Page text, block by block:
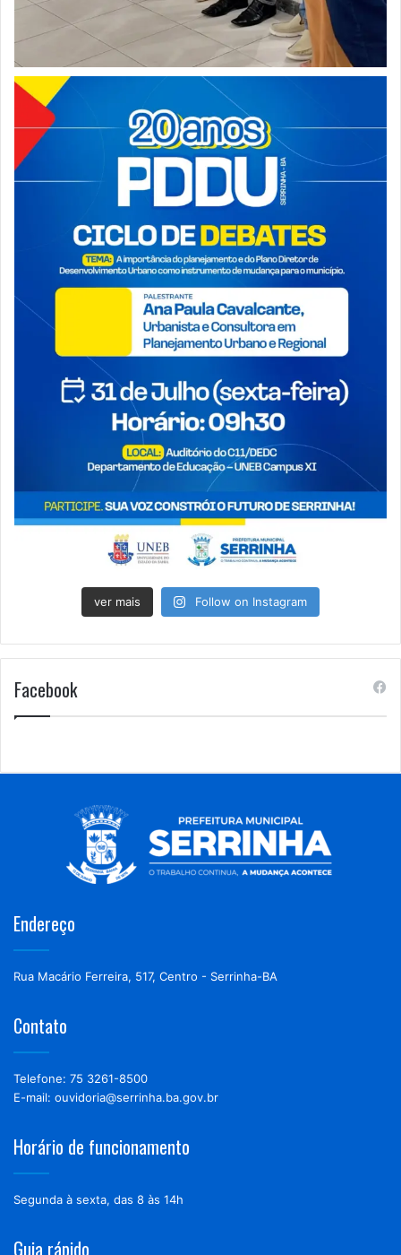
ver mais Follow on Instagram
Facebook
Endereço
Rua Macário Ferreira, 517, Centro - Serrinha-BA
Contato
Telefone: 75 3261-8500
E-mail: ouvidoria@serrinha.ba.gov.br
Horário de funcionamento
Segunda à sexta, das 8 às 14h
Guia rápido